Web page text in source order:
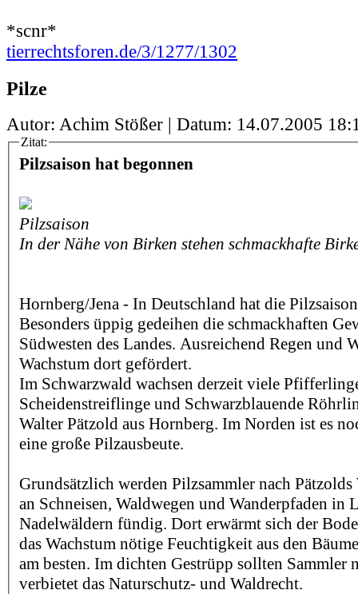
*scnr*
tierrechtsforen.de/3/1277/1302
Pilze
Autor: Achim Stößer | Datum: 14.07.2005
Zitat:
Pilzsaison hat begonnen
Pilzsaison
In der Nähe von Birken stehen schmackhafte
Hornberg/Jena - In Deutschland hat die
Besonders üppig gedeihen die schmackhaften
Südwesten des Landes. Ausreichend Regen und
Wachstum dort gefördert.
Im Schwarzwald wachsen derzeit viele
Scheidenstreiflinge und Schwarzblauende
Walter Pätzold aus Hornberg. Im Norden ist es
eine große Pilzausbeute.
Grundsätzlich werden Pilzsammler nach
an Schneisen, Waldwegen und Wanderpfaden in
Nadelwäldern fündig. Dort erwärmt sich der
das Wachstum nötige Feuchtigkeit aus den
am besten. Im dichten Gestrüpp sollten Sammler
verbietet das Naturschutz- und Waldrecht.